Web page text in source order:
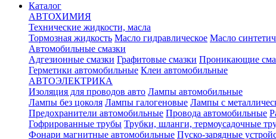
Каталог
АВТОХИМИЯ
Технические жидкости, масла
Тормозная жидкость Масло гидравлическое Масло
Автомобильные смазки
Адгезионные смазки Графитовые смазки Проникающие
Герметики автомобильные Клеи автомобильные
АВТОЭЛЕКТРИКА
Изоляция для проводов авто Лампы автомобильные
Лампы без цоколя Лампы галогеновые Лампы с
Предохранители автомобильные Провода автомобильные
Гофрированные трубы Трубки, шланги, термоусадочные
Фонари магнитные автомобильные Пуско-зарядные